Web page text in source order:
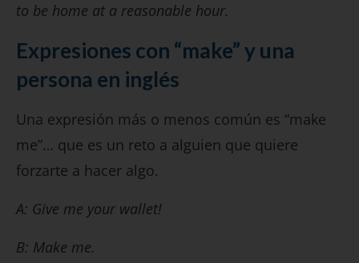
to be home at a reasonable hour.
Expresiones con “make” y una
persona en inglés
Una expresión más o menos común es “make
me”… que es un reto a alguien que quiere
forzarte a hacer algo.
A: Give me your wallet!
B: Make me.